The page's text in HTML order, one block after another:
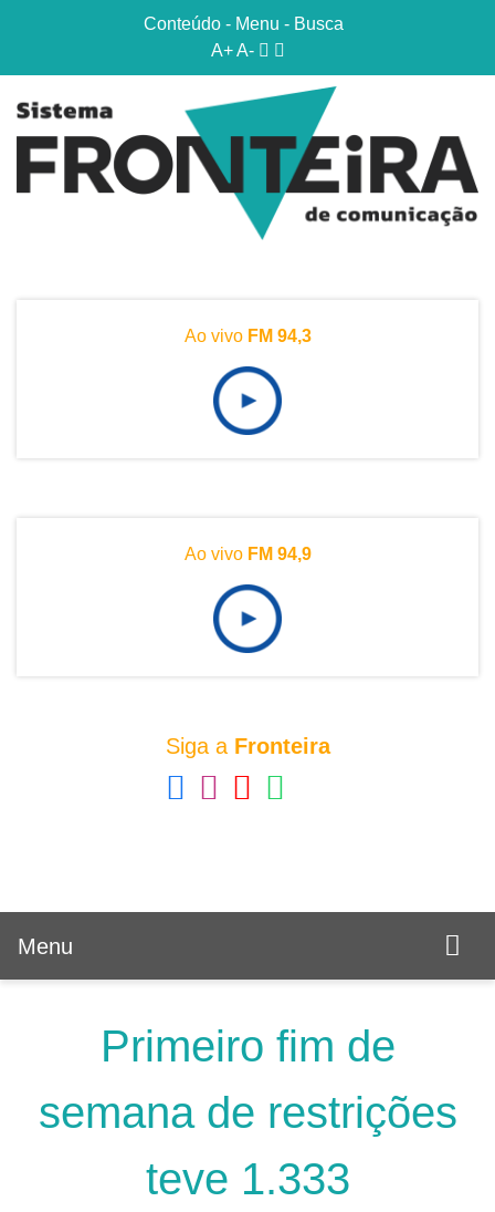
Conteúdo - Menu - Busca
A+ A-
Ao vivo FM 94,3
Ao vivo FM 94,9
Siga a Fronteira
Menu
Primeiro fim de
semana de restrições
teve 1.333